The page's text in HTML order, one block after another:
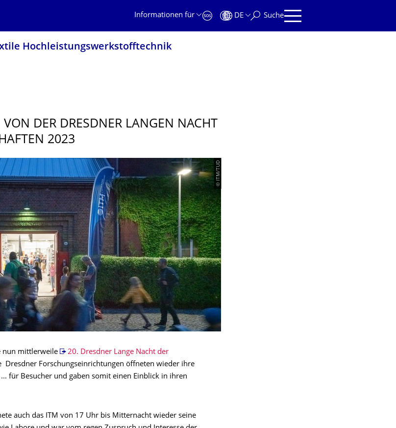
Informationen für
DE Suche
Hochleistungswerk­stofftechnik
DER DRESDNER LANGEN NACHT
2023
© ITM/TUD
nun mittlerweile
20. Dresdner Lange Nacht der
Dresdner Forschungseinrichtungen öffneten wieder ihre
für Besucher und gaben somit einen Einblick in ihren
auch das ITM von 17 Uhr bis Mitternacht wieder seine